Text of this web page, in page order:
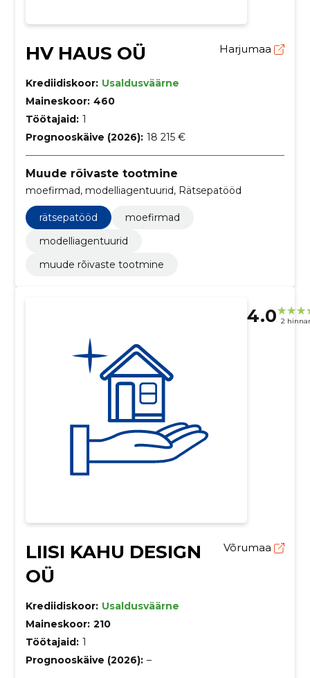
HV HAUS OÜ Harjumaa
Krediidiskoor: Usaldusväärne
Maineskoor: 460
Töötajaid: 1
Prognooskäive (2026): 18 215 €
Muude rõivaste tootmine
moefirmad, modelliagentuurid, Rätsepatööd
rätsepatööd
moefirmad
modelliagentuurid
muude rõivaste tootmine
4.0 2
LIISI KAHU DESIGN
OÜ
Võrumaa
Krediidiskoor: Usaldusväärne
Maineskoor: 210
Töötajaid: 1
Prognooskäive (2026): –